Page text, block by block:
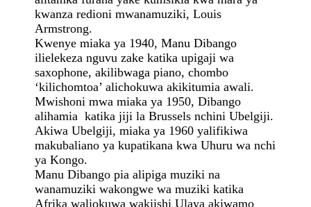
kwanza redioni mwanamuziki, Louis
Armstrong.
Kwenye miaka ya 1940, Manu Dibango
ilielekeza nguvu zake katika upigaji wa
saxophone, akilibwaga piano, chombo
‘kilichomtoa’ alichokuwa akikitumia awali.
Mwishoni mwa miaka ya 1950, Dibango
alihamia katika jiji la Brussels nchini Ubelgiji.
Akiwa Ubelgiji, miaka ya 1960 yalifikiwa
makubaliano ya kupatikana kwa Uhuru wa nchi
ya Kongo.
Manu Dibango pia alipiga muziki na
wanamuziki wakongwe wa muziki katika
Afrika waliokuwa wakiishi Ulaya akiwamo